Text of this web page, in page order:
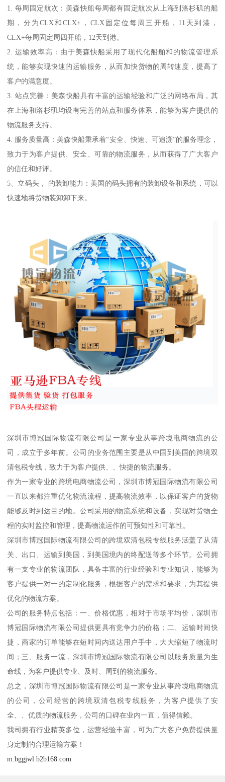
1. 每周固定航次：美森快船每周都有固定航次从上海到洛杉矶的船
期，分为CLX和CLX+，CLX固定位每周三开船，11天到港，
CLX+每周固定周四开船，12天到港。
2. 运输效率高：由于美森快船采用了现代化船舶和的物流管理系
统，能够实现快速的运输服务，从而加快货物的周转速度，提高了
客户的满意度。
3. 站点完善：美森快船具有丰富的运输经验和广泛的网络布局，其
在上海和洛杉矶均设有完善的站点和服务体系，能够为客户提供的
物流服务支持。
4. 服务质量高：美森快船秉承着“安全、快速、可追溯”的服务理念，
致力于为客户提供、安全、可靠的物流服务，从而获得了广大客户
的信任和好评。
5、立码头， 的装卸能力：美国的码头拥有的装卸设备和系统，可以
快速地将货物装卸卸下来。
深圳市博冠国际物流有限公司是一家专业从事跨境电商物流的公
司，成立于多年前。公司的业务范围主要是从中国到美国的跨境双
清包税专线，致力于为客户提供、、快捷的物流服务。
作为一家专业的跨境电商物流公司，深圳市博冠国际物流有限公司
一直以来都注重优化物流流程，提高物流效率，以保证客户的货物
能够及时到达目的地。公司采用的物流系统和设备，实现对货物全
程的实时监控和管理，提高物流运作的可预知性和可靠性。
深圳市博冠国际物流有限公司的跨境双清包税专线服务涵盖了从清
关、出口、运输到美国，到美国境内的终配送等多个环节。公司拥
有一支专业的物流团队，具备丰富的行业经验和专业知识，能够为
客户提供一对一的定制化服务，根据客户的需求和要求，为其提供
优化的物流方案。
公司的服务特点包括：一、价格优惠，相对于市场平均价，深圳市
博冠国际物流有限公司提供更具有竞争力的价格；二、运输时间快
捷，商家的订单能够在短时间内送达用户手中，大大缩短了物流时
间；三、服务一流，深圳市博冠国际物流有限公司以服务质量为生
命线，为客户提供专业、及时、周到的物流服务。
总之，深圳市博冠国际物流有限公司是一家专业从事跨境电商物流
的公司，公司经营的跨境双清包税专线服务，为客户提供了安
全、、优质的物流服务，公司的口碑在业内一直，值得信赖。
我司拥有行业精英多位，运营经验丰富，可为广大客户免费提供量
身定制的合理运输方案！
m.bggjwl.b2b168.com